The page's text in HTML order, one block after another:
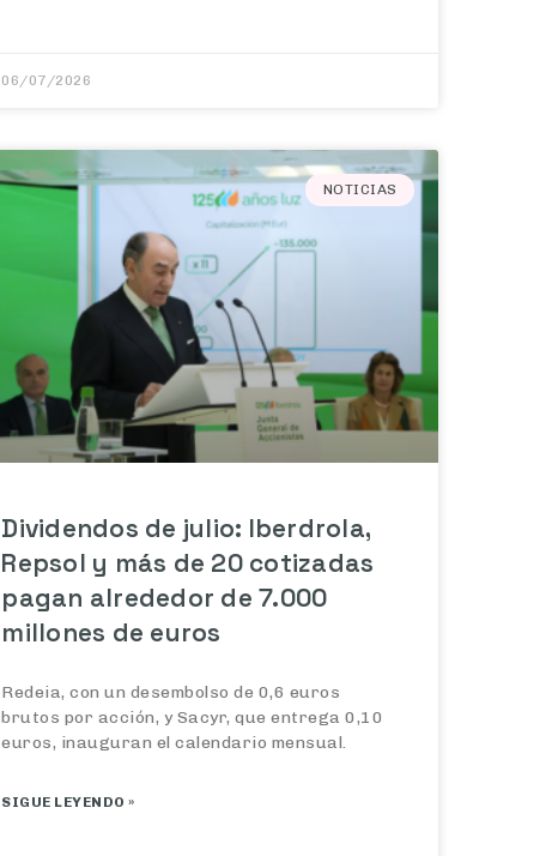
06/07/2026
NOTICIAS
Dividendos de julio: Iberdrola,
Repsol y más de 20 cotizadas
pagan alrededor de 7.000
millones de euros
Redeia, con un desembolso de 0,6 euros
brutos por acción, y Sacyr, que entrega 0,10
euros, inauguran el calendario mensual.
SIGUE LEYENDO »